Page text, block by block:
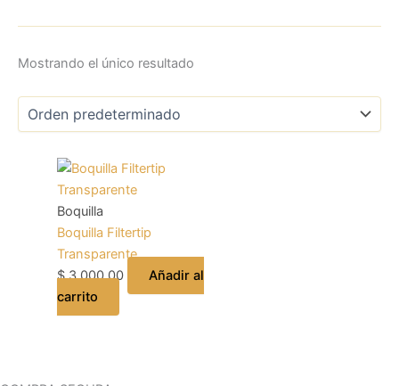
Mostrando el único resultado
Boquilla
Boquilla Filtertip
Transparente
$3.000,00
Añadir al
carrito